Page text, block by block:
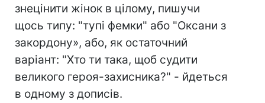
знецінити жінок в цілому, пишучи
щось типу: "тупі фемки" або "Оксани з
закордону», або, як остаточний
варіант: "Хто ти така, щоб судити
великого героя-захисника?" - йдеться
в одному з дописів.